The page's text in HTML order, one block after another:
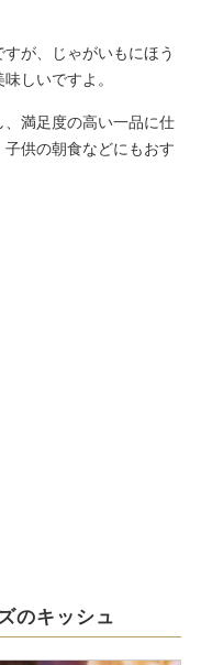
が、じゃがいもにほう
しいですよ。
満足度の高い一品に仕
子供の朝食などにもおす
のキッシュ